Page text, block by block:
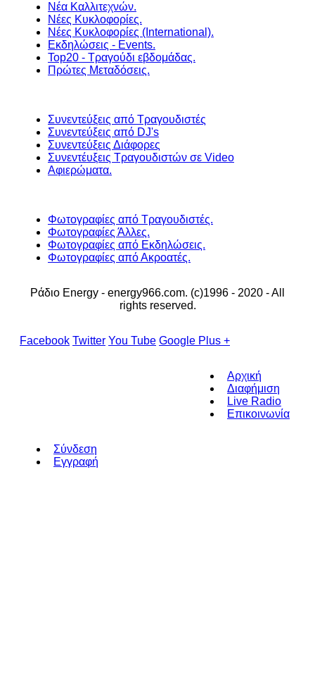
Νέα Καλλιτεχνών.
Νέες Κυκλοφορίες.
Νέες Κυκλοφορίες (International).
Εκδηλώσεις - Events.
Top20 - Τραγούδι εβδομάδας.
Πρώτες Μεταδόσεις.
Συνεντεύξεις από Τραγουδιστές
Συνεντεύξεις από DJ's
Συνεντεύξεις Διάφορες
Συνεντέυξεις Τραγουδιστών σε Video
Αφιερώματα.
Φωτογραφίες από Τραγουδιστές.
Φωτογραφίες Άλλες.
Φωτογραφίες από Εκδηλώσεις.
Φωτογραφίες από Ακροατές.
Ράδιο Energy - energy966.com. (c)1996 - 2020 - All
rights reserved.
Facebook Twitter You Tube Google Plus +
Αρχική
Διαφήμιση
Live Radio
Επικοινωνία
Σύνδεση
Εγγραφή